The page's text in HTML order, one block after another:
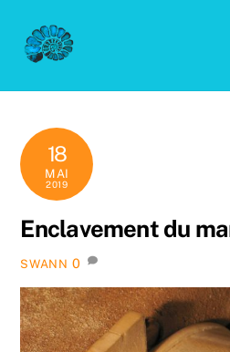
content
18
MAI
2019
Enclavement du
SWANN 0